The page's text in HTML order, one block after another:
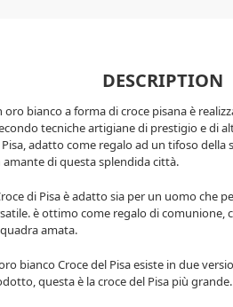
DESCRIPTION
bianco a forma di croce pisana è
tecniche artigiane di prestigio e di
adatto come regalo ad un tifoso della
di questa splendida città.
di Pisa è adatto sia per un uomo che
è ottimo come regalo di comunione,
amata.
bianco Croce del Pisa esiste in due
questa è la croce del Pisa più grande.